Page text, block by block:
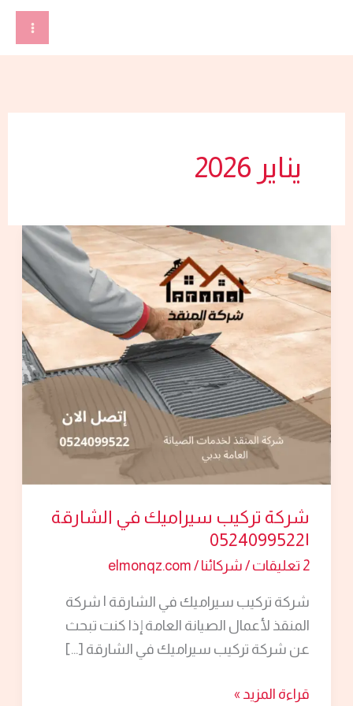
المحتوى
يناير 2026
شركة تركيب سيراميك في الشارقة
|0524099522
2 تعليقات /شركائنا/
elmonqz.com
شركة تركيب سيراميك في الشارقة | شركة
المنقذ لأعمال الصيانة العامة إذا كنت تبحث
عن شركة تركيب سيراميك في الشارقة […]
تركيب
سيراميك
في
الشارقة
قراءة المزيد »